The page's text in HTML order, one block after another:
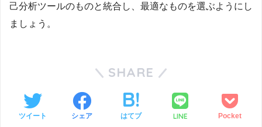
己分析ツールのものと統合し、最適なものを選ぶようにし
ましょう。
SHARE
ツイート シェア はてブ LINE Pocket